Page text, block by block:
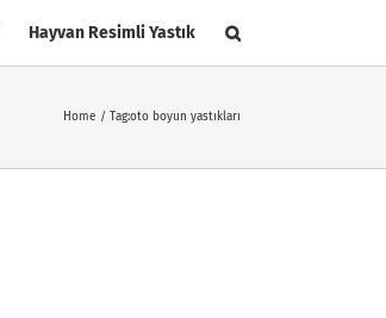
Hayvan Resimli Yastık
Home Tag:oto boyun yastıkları